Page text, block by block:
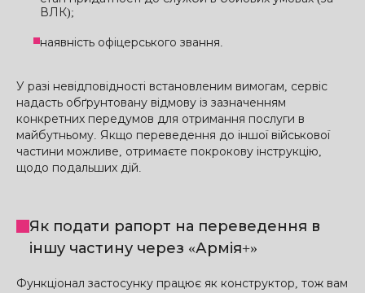
ВЛК);
наявність офіцерського звання.
У разі невідповідності встановленим вимогам, сервіс
надасть обґрунтовану відмову із зазначенням
конкретних передумов для отримання послуги в
майбутньому. Якщо переведення до іншої військової
частини можливе, отримаєте покрокову інструкцію,
щодо подальших дій.
Як подати рапорт на переведення в
іншу частину через «Армія+»
Функціонал застосунку працює як конструктор, тож вам